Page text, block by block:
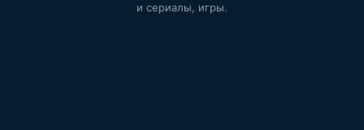
и сериалы, игры.